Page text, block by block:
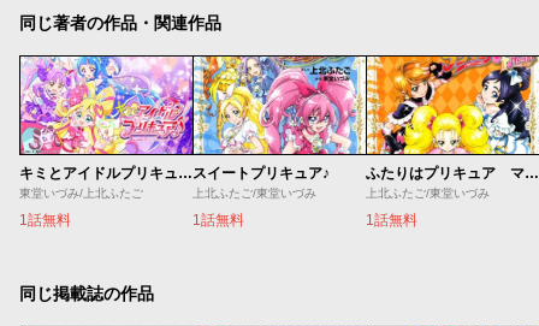
同じ著者の作品・関連作品
キミとアイドルプリキュア♪
東堂いづみ/上北ふたご
1話無料
スイートプリキュア♪
上北ふたご/東堂いづみ
1話無料
ふたりはプリキュア マックスハート
上北ふたご/東堂いづみ
1話無料
同じ掲載誌の作品